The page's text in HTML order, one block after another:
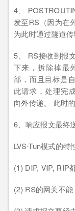
4、
发至RS（因为在
为此时通过隧道
5、 RS接收到报
下来，拆除掉最
部，而且目标是
此请求，处理完
向外传递。 此时
6、响应报文最终
LVS-Tun模式的特
(1) DIP, VIP, RIP
(2) RS的网关不能